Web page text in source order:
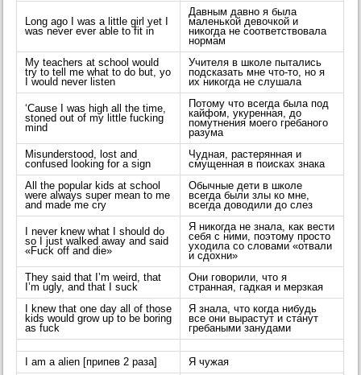
Long ago I was a little girl yet I
was never ever able to fit in
Давным давно я была
маленькой девочкой и
никогда не соответствовала
нормам
My teachers at school would
try to tell me what to do but, yo
I would never listen
Учителя в школе пытались
подсказать мне что-то, но я
их никогда не слушала
‘Cause I was high all the time,
stoned out of my little fucking
mind
Потому что всегда была под
кайфом, укуренная, до
помутнения моего гребаного
разума
Misunderstood, lost and
confused looking for a sign
Чудная, растерянная и
смущенная в поисках знака
All the popular kids at school
were always super mean to me
and made me cry
Обычные дети в школе
всегда были злы ко мне,
всегда доводили до слез
I never knew what I should do
so I just walked away and said
«Fuck off and die»
Я никогда не знала, как вести
себя с ними, поэтому просто
уходила со словами «отвали
и сдохни»
They said that I’m weird, that
I’m ugly, and that I suck
Они говорили, что я
странная, гадкая и мерзкая
I knew that one day all of those
kids would grow up to be boring
as fuck
Я знала, что когда нибудь
все они вырастут и станут
гребаными занудами
I am a alien [припев 2 раза]
Я чужая